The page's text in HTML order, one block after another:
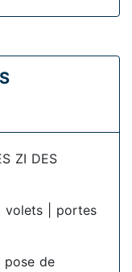
ZI DES
volets | portes
pose de